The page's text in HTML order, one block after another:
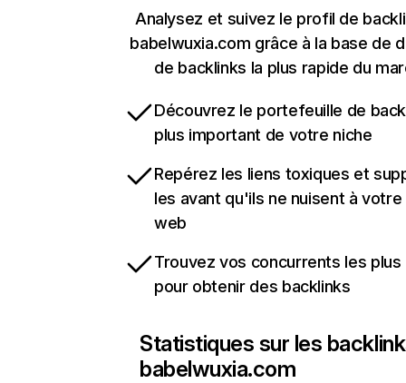
Analysez et suivez le profil de
babelwuxia.com grâce à la base de
de backlinks la plus rapide du
Découvrez le portefeuille de
plus important de votre niche
Repérez les liens toxiques et
les avant qu'ils ne nuisent à
web
Trouvez vos concurrents les
pour obtenir des backlinks
Statistiques sur les
babelwuxia.com